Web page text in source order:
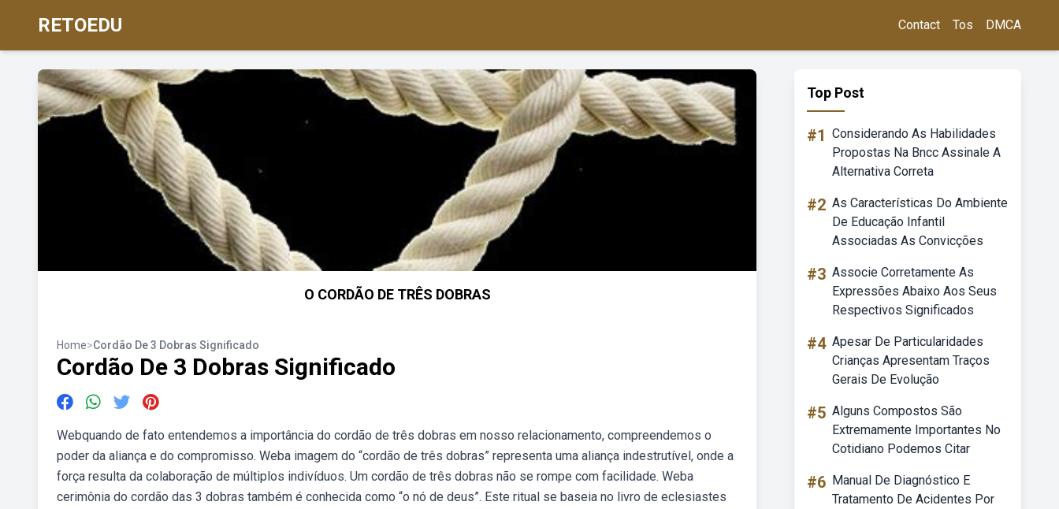
RETOEDU Contact Tos DMCA
O CORDÃO DE TRÊS DOBRAS
Home>Cordão De 3 Dobras Significado
Cordão De 3 Dobras Significado
Webquando de fato entendemos a importância do cordão de três dobras em nosso relacionamento, compreendemos o
poder da aliança e do compromisso. Weba imagem do “cordão de três dobras” representa uma aliança indestrutível, onde a
força resulta da colaboração de múltiplos indivíduos. Um cordão de três dobras não se rompe com facilidade. Weba
cerimônia do cordão das 3 dobras também é conhecida como “o nó de deus”. Este ritual se baseia no livro de eclesiastes
Top Post
#1 Considerando As Habilidades
Propostas Na Bncc Assinale A
Alternativa Correta
#2 As Características Do Ambiente
De Educação Infantil
Associadas As Convicções
#3 Associe Corretamente As
Expressões Abaixo Aos Seus
Respectivos Significados
#4 Apesar De Particularidades
Crianças Apresentam Traços
Gerais De Evolução
#5 Alguns Compostos São
Extremamente Importantes No
Cotidiano Podemos Citar
#6 Manual De Diagnóstico E
Tratamento De Acidentes Por